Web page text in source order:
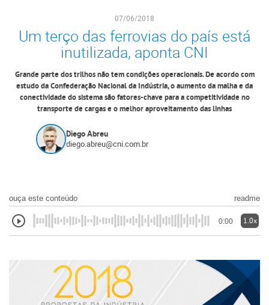
07/06/2018
Um terço das ferrovias do país está
inutilizada, aponta CNI
Grande parte dos trilhos não tem condições operacionais. De acordo com
estudo da Confederação Nacional da Indústria, o aumento da malha e da
conectividade do sistema são fatores-chave para a competitividade no
transporte de cargas e o melhor aproveitamento das linhas
Diego Abreu
diego.abreu@cni.com.br
ouça este conteúdo readme
0:00 1.0x